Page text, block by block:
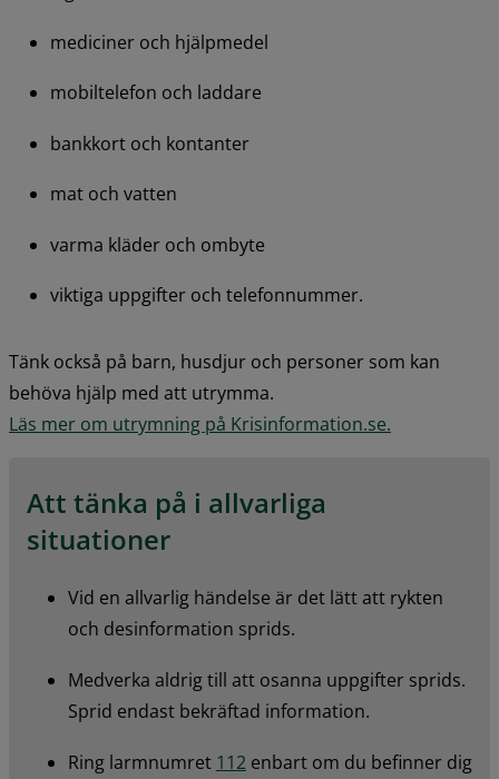
mediciner och hjälpmedel
mobiltelefon och laddare
bankkort och kontanter
mat och vatten
varma kläder och ombyte
viktiga uppgifter och telefonnummer.
Tänk också på barn, husdjur och personer som kan
behöva hjälp med att utrymma.
Läs mer om utrymning på Krisinformation.se.
Att tänka på i allvarliga
situationer
Vid en allvarlig händelse är det lätt att rykten
och desinformation sprids.
Medverka aldrig till att osanna uppgifter sprids.
Sprid endast bekräftad information.
Ring larmnumret 112 enbart om du befinner dig